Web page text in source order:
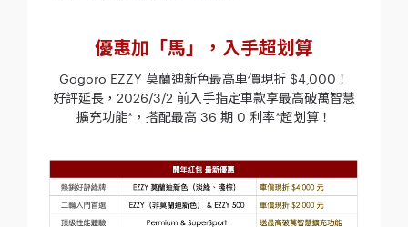
優惠加「馬」，入手超划算
Gogoro EZZY 莫蘭迪新色最高車價現折 $4,000！
好評延長，2026/3/2 前入手指定車款享最高破萬智慧
擴充功能*，搭配最高 36 期 0 利率*超划算！